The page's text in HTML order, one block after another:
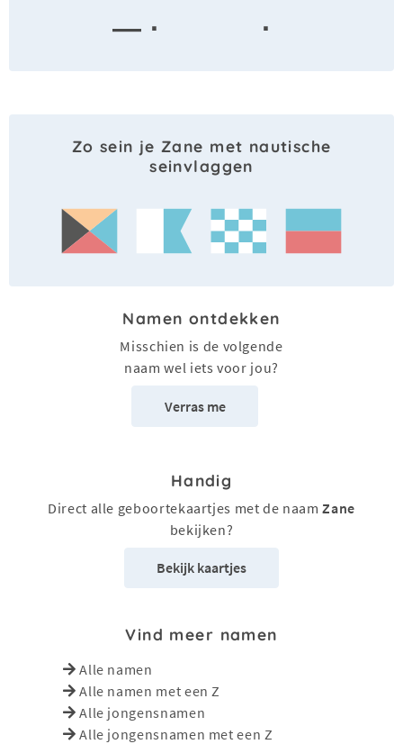
— ·
·
Zo sein je Zane met nautische
seinvlaggen
Namen ontdekken
Misschien is de volgende
naam wel iets voor jou?
Verras me
Handig
Direct alle geboortekaartjes met de naamZane
bekijken?
Bekijk kaartjes
Vind meer namen
Alle namen
Alle namen met een Z
Alle jongensnamen
Alle jongensnamen met een Z